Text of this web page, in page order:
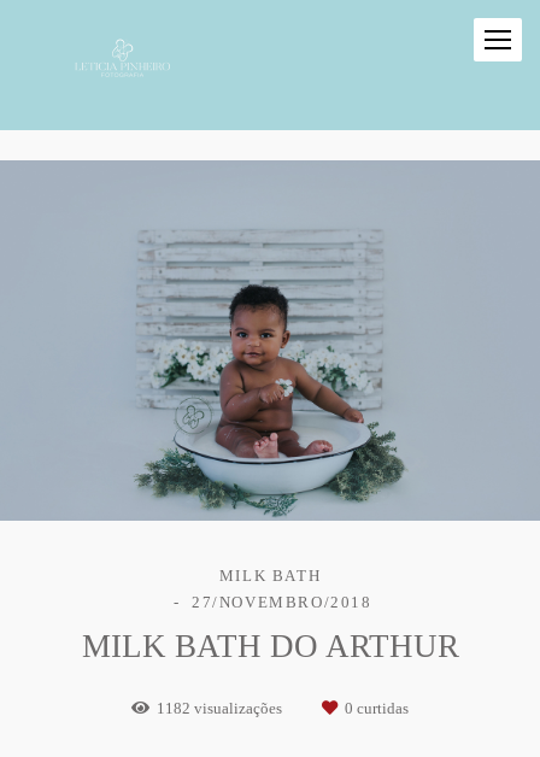
MILK BATH
27/NOVEMBRO/2018
MILK BATH DO ARTHUR
1182 visualizações 0 curtidas